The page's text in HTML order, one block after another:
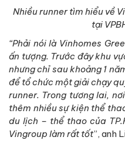
Nhiều runner tìm hiểu về
tại
“Phải nói là Vinhomes
ấn tượng. Trước đây khu
nhưng chỉ sau khoảng 1
để tổ chức một giải chạy
runner. Trong tương lai,
thêm nhiều sự kiện thể
du lịch – thể thao của
Vingroup làm rất tốt”, anh